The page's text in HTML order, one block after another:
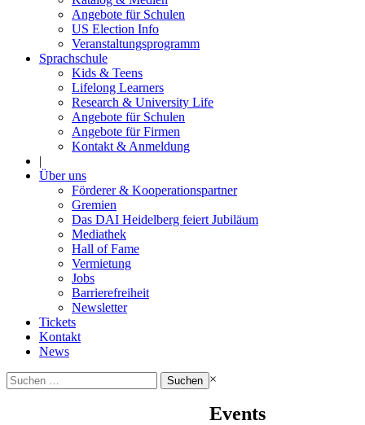
Angebote für Schulen
US Election Info
Veranstaltungsprogramm
Sprachschule
Kids & Teens
Lifelong Learners
Research & University Life
Angebote für Schulen
Angebote für Firmen
Kontakt & Anmeldung
|
Über uns
Förderer & Kooperationspartner
Gremien
Das DAI Heidelberg feiert Jubiläum
Mediathek
Hall of Fame
Vermietung
Jobs
Barrierefreiheit
Newsletter
Tickets
Kontakt
News
Suchen
nach:
×
Events